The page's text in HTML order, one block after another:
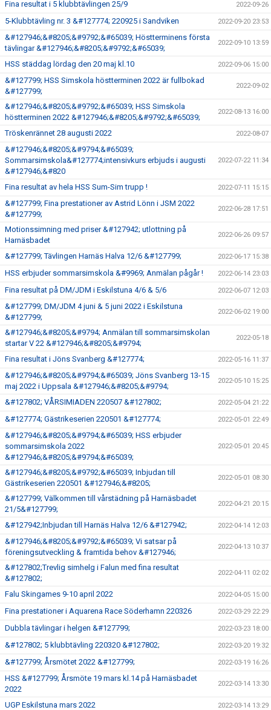
Fina resultat i 5 klubbtävlingen 25/9 2022-09-26
5-Klubbtävling nr. 3 &#127774; 220925 i Sandviken 2022-09-20 23:53
&#127946;&#8205;&#9792;&#65039; Höstterminens första
tävlingar &#127946;&#8205;&#9792;&#65039;
2022-09-10 13:59
HSS städdag lördag den 20 maj kl.10 2022-09-06 15:00
&#127799; HSS Simskola höstterminen 2022 är fullbokad
&#127799;
2022-09-02
&#127946;&#8205;&#9792;&#65039; HSS Simskola
höstterminen 2022 &#127946;&#8205;&#9792;&#65039;
2022-08-13 16:00
Tröskenrännet 28 augusti 2022 2022-08-07
&#127946;&#8205;&#9794;&#65039;
Sommarsimskola&#127774;intensivkurs erbjuds i augusti
&#127946;&#820
2022-07-22 11:34
Fina resultat av hela HSS Sum-Sim trupp ! 2022-07-11 15:15
&#127799; Fina prestationer av Astrid Lönn i JSM 2022
&#127799;
2022-06-28 17:51
Motionssimning med priser &#127942; utlottning på
Harnäsbadet
2022-06-26 09:57
&#127799; Tävlingen Harnäs Halva 12/6 &#127799; 2022-06-17 15:38
HSS erbjuder sommarsimskola &#9969; Anmälan pågår ! 2022-06-14 23:03
Fina resultat på DM/JDM i Eskilstuna 4/6 & 5/6 2022-06-07 12:03
&#127799; DM/JDM 4 juni & 5 juni 2022 i Eskilstuna
&#127799;
2022-06-02 19:00
&#127946;&#8205;&#9794; Anmälan till sommarsimskolan
startar V 22 &#127946;&#8205;&#9794;
2022-05-18
Fina resultat i Jöns Svanberg &#127774; 2022-05-16 11:37
&#127946;&#8205;&#9794;&#65039; Jöns Svanberg 13-15
maj 2022 i Uppsala &#127946;&#8205;&#9794;
2022-05-10 15:25
&#127802; VÅRSIMIADEN 220507 &#127802; 2022-05-04 21:22
&#127774; Gästrikeserien 220501 &#127774; 2022-05-01 22:49
&#127946;&#8205;&#9794;&#65039; HSS erbjuder
sommarsimskola 2022
&#127946;&#8205;&#9794;&#65039;
2022-05-01 20:45
&#127946;&#8205;&#9792;&#65039; Inbjudan till
Gästrikeserien 220501 &#127946;&#8205;
2022-05-01 08:30
&#127799; Välkommen till vårstädning på Harnäsbadet
21/5&#127799;
2022-04-21 20:15
&#127942;Inbjudan till Harnäs Halva 12/6 &#127942; 2022-04-14 12:03
&#127946;&#8205;&#9792;&#65039; Vi satsar på
föreningsutveckling & framtida behov &#127946;
2022-04-13 10:37
&#127802;Trevlig simhelg i Falun med fina resultat
&#127802;
2022-04-11 02:02
Falu Skingames 9-10 april 2022 2022-04-05 15:00
Fina prestationer i Aquarena Race Söderhamn 220326 2022-03-29 22:29
Dubbla tävlingar i helgen &#127799; 2022-03-23 18:00
&#127802; 5 klubbtävling 220320 &#127802; 2022-03-20 19:32
&#127799; Årsmötet 2022 &#127799; 2022-03-19 16:26
HSS &#127799; Årsmöte 19 mars kl.14 på Harnäsbadet
2022
2022-03-14 13:30
UGP Eskilstuna mars 2022 2022-03-14 13:29